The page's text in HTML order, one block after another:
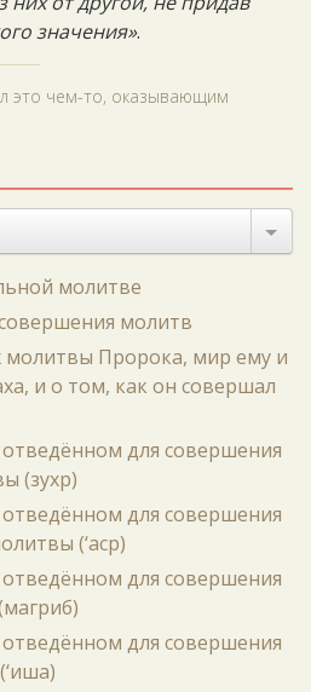
значения».
это чем-то, оказывающим
молитве
молитв
молитвы Пророка, мир ему и
и о том, как он совершал
для совершения
(зухр)
для совершения
(‘аср)
для совершения
для совершения